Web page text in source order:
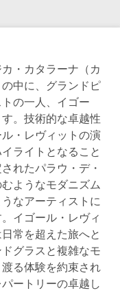
・カタラーナ（カ
中に、グランドピ
の一人、イゴー
。技術的な卓越性
・レヴィットの演
ライトとなること
れたパラウ・デ・
ようなモダニズム
なアーティストに
イゴール・レヴィ
常を超えた旅へと
グラスと複雑なモ
る体験を約束され
ートリーの卓越し